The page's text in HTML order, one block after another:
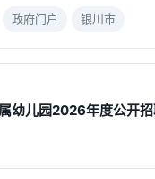
政府门户 银川市
幼儿园2026年度公开